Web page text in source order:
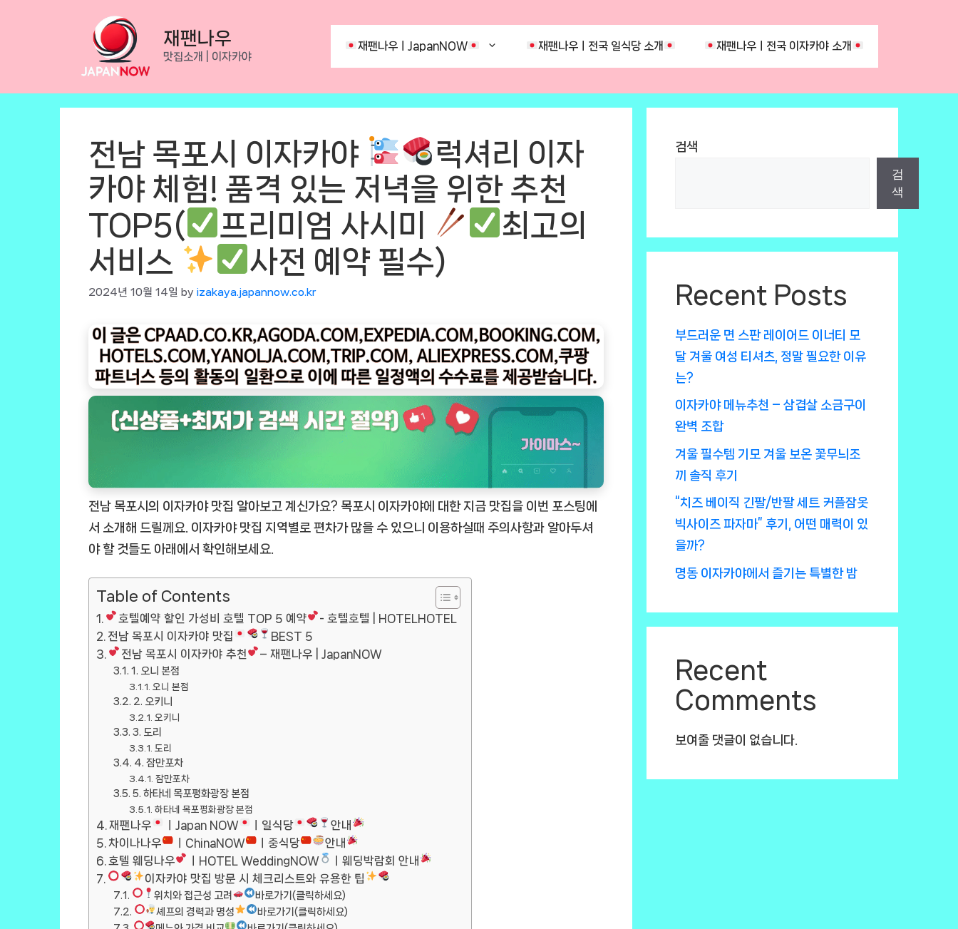
재팬나우
맛집소개 | 이자카야
재팬나우ㅣJapanNOW 재팬나우ㅣ전국 일식당 소개 재팬나우ㅣ전국 이자카야 소개
전남 목포시 이자카야
럭셔리 이자
카야 체험! 품격 있는 저녁을 위한 추천
TOP5(
프리미엄 사시미
최고의
서비스
사전 예약 필수)
2024년 10월 14일 by izakaya.japannow.co.kr
전남 목포시의 이자카야 맛집 알아보고 계신가요? 목포시 이자카야에 대한 지금 맛집을 이번 포스팅에
서 소개해 드릴께요. 이자카야 맛집 지역별로 편차가 많을 수 있으니 이용하실때 주의사항과 알아두셔
야 할 것들도 아래에서 확인해보세요.
Table of Contents
호텔예약 할인 가성비 호텔 TOP 5 예약
- 호텔호텔 | HOTELHOTEL
전남 목포시 이자카야 맛집
BEST 5
전남 목포시 이자카야 추천
– 재팬나우 | JapanNOW
1. 오니 본점
오니 본점
2. 오키니
오키니
3. 도리
도리
4. 잠만포차
잠만포차
5. 하타네 목포평화광장 본점
하타네 목포평화광장 본점
재팬나우 ㅣJapan NOW ㅣ일식당
안내
차이나나우
ㅣChinaNOW ㅣ중식당
안내
호텔 웨딩나우
ㅣHOTEL WeddingNOW
ㅣ웨딩박람회 안내
이자카야 맛집 방문 시 체크리스트와 유용한 팁
위치와 접근성 고려
바로가기(클릭하세요)
셰프의 경력과 명성
바로가기(클릭하세요)
검색
검
색
Recent Posts
부드러운 면 스판 레이어드 이너티 모
달 겨울 여성 티셔츠, 정말 필요한 이유
는?
이자카야 메뉴추천 – 삼겹살 소금구이
완벽 조합
겨울 필수템 기모 겨울 보온 꽃무늬조
끼 솔직 후기
“치즈 베이직 긴팔/반팔 세트 커플잠옷
빅사이즈 파자마” 후기, 어떤 매력이 있
을까?
명동 이자카야에서 즐기는 특별한 밤
Recent
Comments
보여줄 댓글이 없습니다.